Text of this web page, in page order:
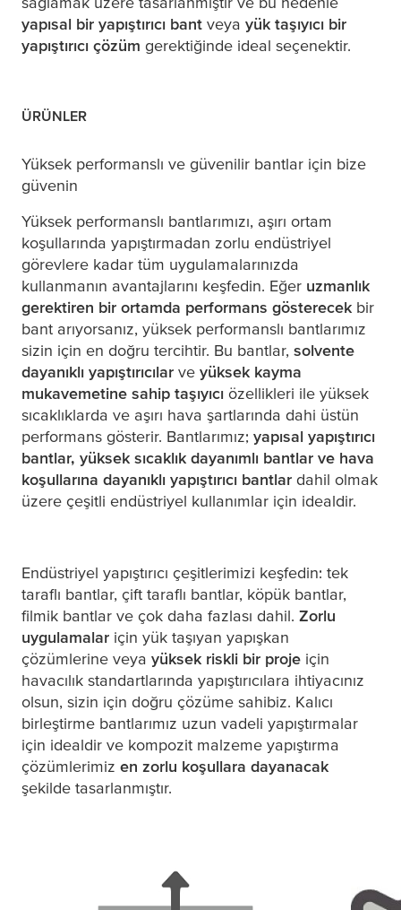
yapısal bir yapıştırıcı bant veya yük taşıyıcı bir
yapıştırıcı çözüm gerektiğinde ideal seçenektir.
ÜRÜNLER
Yüksek performanslı ve güvenilir bantlar için bize
güvenin
Yüksek performanslı bantlarımızı, aşırı ortam
koşullarında yapıştırmadan zorlu endüstriyel
görevlere kadar tüm uygulamalarınızda
kullanmanın avantajlarını keşfedin. Eğer uzmanlık
gerektiren bir ortamda performans gösterecek bir
bant arıyorsanız, yüksek performanslı bantlarımız
sizin için en doğru tercihtir. Bu bantlar, solvente
dayanıklı yapıştırıcılar ve yüksek kayma
mukavemetine sahip taşıyıcı özellikleri ile yüksek
sıcaklıklarda ve aşırı hava şartlarında dahi üstün
performans gösterir. Bantlarımız; yapısal yapıştırıcı
bantlar, yüksek sıcaklık dayanımlı bantlar ve hava
koşullarına dayanıklı yapıştırıcı bantlar dahil olmak
üzere çeşitli endüstriyel kullanımlar için idealdir.
Endüstriyel yapıştırıcı çeşitlerimizi keşfedin: tek
taraflı bantlar, çift taraflı bantlar, köpük bantlar,
filmik bantlar ve çok daha fazlası dahil. Zorlu
uygulamalar için yük taşıyan yapışkan
çözümlerine veya yüksek riskli bir proje için
havacılık standartlarında yapıştırıcılara ihtiyacınız
olsun, sizin için doğru çözüme sahibiz. Kalıcı
birleştirme bantlarımız uzun vadeli yapıştırmalar
için idealdir ve kompozit malzeme yapıştırma
çözümlerimiz en zorlu koşullara dayanacak
şekilde tasarlanmıştır.